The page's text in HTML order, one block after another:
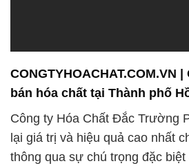
CONGTYHOACHAT.COM.VN
bán hóa chất tại Thành phố
Công ty Hóa Chất Đắc Trường
lại giá trị và hiệu quả cao nhất
thông qua sự chú trọng đặc